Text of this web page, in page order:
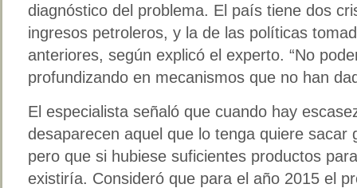
diagnóstico del problema. El país tiene dos
ingresos petroleros, y la de las políticas
anteriores, según explicó el experto. “No
profundizando en mecanismos que no han
El especialista señaló que cuando hay
desaparecen aquel que lo tenga quiere sacar
pero que si hubiese suficientes productos
existiría. Consideró que para el año 2015 el